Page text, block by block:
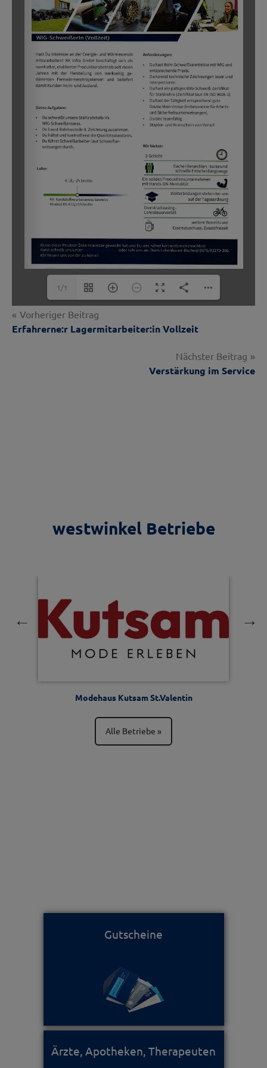
1/1
Beitragsnavigation
Vorheriger Beitrag
Erfahrerne:r Lagermitarbeiter:in Vollzeit
Nächster Beitrag
Verstärkung im Service
westwinkel Betriebe
Modehaus Kutsam St.Valentin
Alle Betriebe
Gutscheine
Ärzte, Apotheken, Therapeuten